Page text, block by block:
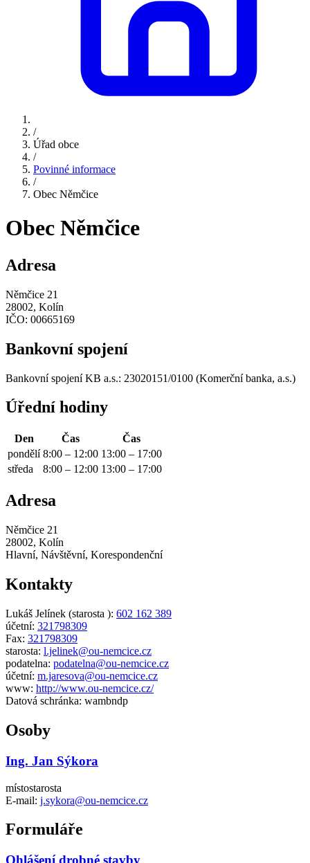
/
Úřad obce
/
Povinné informace
/
Obec Němčice
Obec Němčice
Adresa
Němčice 21
28002, Kolín
IČO: 00665169
Bankovní spojení
Bankovní spojení KB a.s.: 23020151/0100 (Komerční banka, a.s.)
Úřední hodiny
Den Čas
Čas
pondělí 8:00 – 12:00 13:00 – 17:00
středa
8:00 – 12:00 13:00 – 17:00
Adresa
Němčice 21
28002, Kolín
Hlavní, Návštěvní, Korespondenční
Kontakty
Lukáš Jelínek (starosta ): 602 162 389
účetní: 321798309
Fax: 321798309
starosta: l.jelinek@ou-nemcice.cz
podatelna: podatelna@ou-nemcice.cz
účetní: m.jaresova@ou-nemcice.cz
www: http://www.ou-nemcice.cz/
Datová schránka: wambndp
Osoby
Ing. Jan Sýkora
místostarosta
E-mail: j.sykora@ou-nemcice.cz
Formuláře